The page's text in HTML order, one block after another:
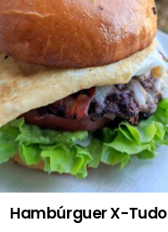
Hambúrguer X-Tudo